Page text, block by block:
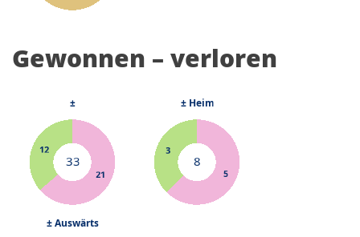
Gewonnen – verloren